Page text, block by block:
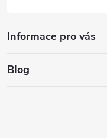
Informace pro vás
Blog